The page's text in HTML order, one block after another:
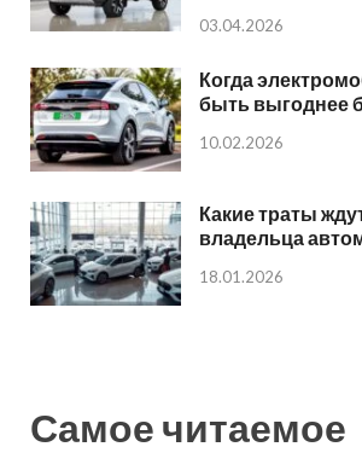
03.04.2026
Когда
быть выгоднее
10.02.2026
Какие траты
владельца
18.01.2026
Самое читаемое